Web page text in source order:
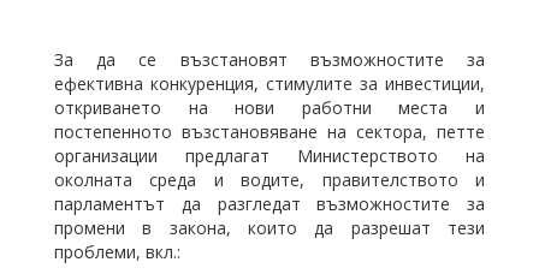
За да се възстановят възможностите за
ефективна конкуренция, стимулите за инвестиции,
откриването на нови работни места и
постепенното възстановяване на сектора, петте
организации предлагат Министерството на
околната среда и водите, правителството и
парламентът да разгледат възможностите за
промени в закона, които да разрешат тези
проблеми, вкл.: